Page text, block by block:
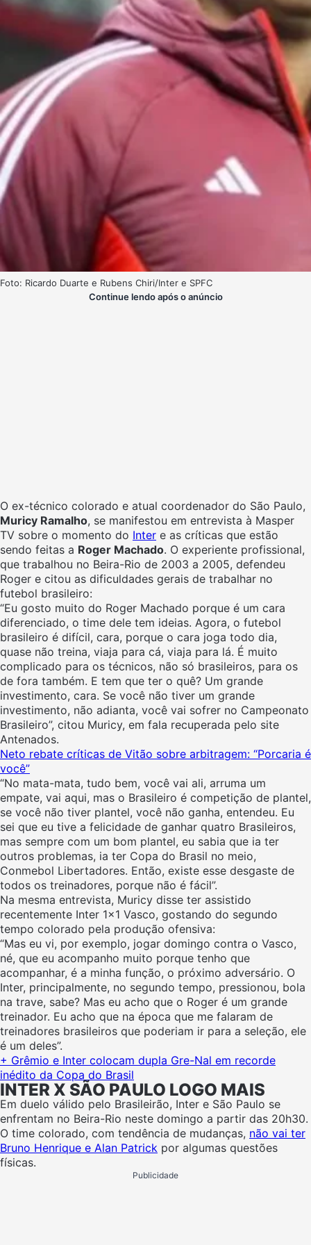
Foto: Ricardo Duarte e Rubens Chiri/Inter e SPFC
Continue lendo após o anúncio
O ex-técnico colorado e atual coordenador do São Paulo,
Muricy Ramalho, se manifestou em entrevista à Masper
TV sobre o momento do Inter e as críticas que estão
sendo feitas a Roger Machado. O experiente profissional,
que trabalhou no Beira-Rio de 2003 a 2005, defendeu
Roger e citou as dificuldades gerais de trabalhar no
futebol brasileiro:
“Eu gosto muito do Roger Machado porque é um cara
diferenciado, o time dele tem ideias. Agora, o futebol
brasileiro é difícil, cara, porque o cara joga todo dia,
quase não treina, viaja para cá, viaja para lá. É muito
complicado para os técnicos, não só brasileiros, para os
de fora também. E tem que ter o quê? Um grande
investimento, cara. Se você não tiver um grande
investimento, não adianta, você vai sofrer no Campeonato
Brasileiro”, citou Muricy, em fala recuperada pelo site
Antenados.
Neto rebate críticas de Vitão sobre arbitragem: “Porcaria é
você”
“No mata-mata, tudo bem, você vai ali, arruma um
empate, vai aqui, mas o Brasileiro é competição de plantel,
se você não tiver plantel, você não ganha, entendeu. Eu
sei que eu tive a felicidade de ganhar quatro Brasileiros,
mas sempre com um bom plantel, eu sabia que ia ter
outros problemas, ia ter Copa do Brasil no meio,
Conmebol Libertadores. Então, existe esse desgaste de
todos os treinadores, porque não é fácil”.
Na mesma entrevista, Muricy disse ter assistido
recentemente Inter 1×1 Vasco, gostando do segundo
tempo colorado pela produção ofensiva:
“Mas eu vi, por exemplo, jogar domingo contra o Vasco,
né, que eu acompanho muito porque tenho que
acompanhar, é a minha função, o próximo adversário. O
Inter, principalmente, no segundo tempo, pressionou, bola
na trave, sabe? Mas eu acho que o Roger é um grande
treinador. Eu acho que na época que me falaram de
treinadores brasileiros que poderiam ir para a seleção, ele
é um deles”.
+ Grêmio e Inter colocam dupla Gre-Nal em recorde
inédito da Copa do Brasil
INTER X SÃO PAULO LOGO MAIS
Em duelo válido pelo Brasileirão, Inter e São Paulo se
enfrentam no Beira-Rio neste domingo a partir das 20h30.
O time colorado, com tendência de mudanças, não vai ter
Bruno Henrique e Alan Patrick por algumas questões
físicas.
Publicidade